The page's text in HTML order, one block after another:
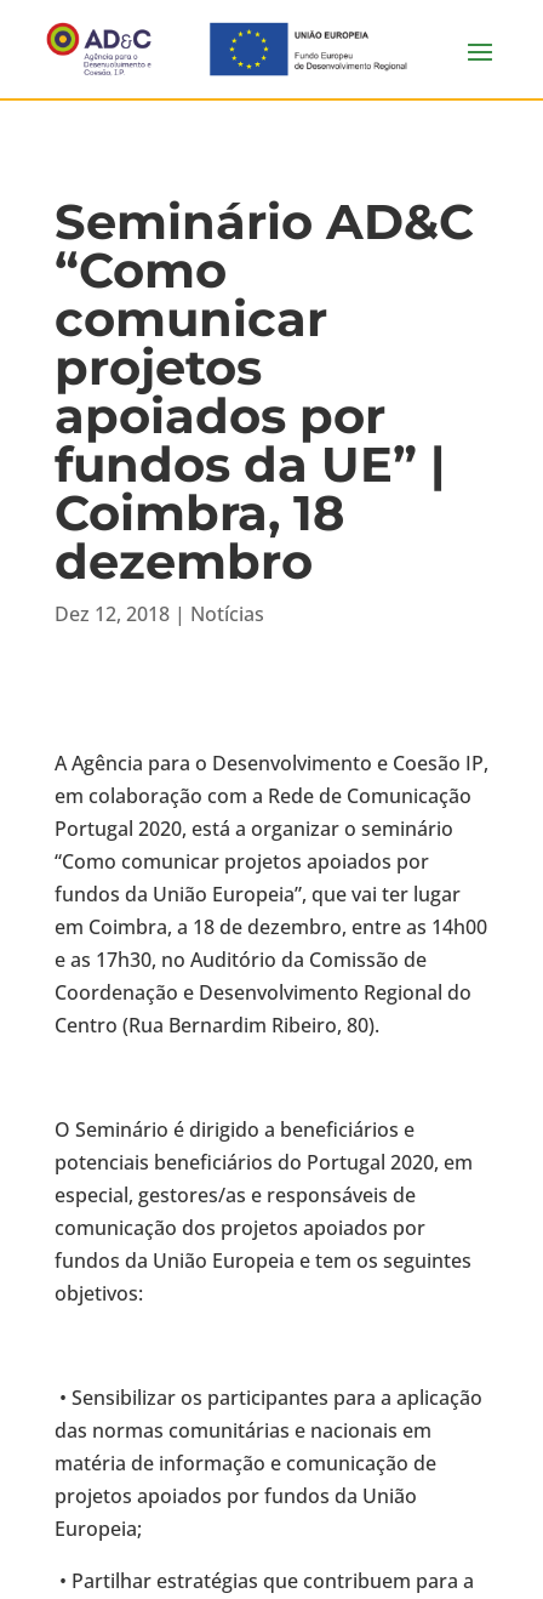
Seminário AD&C
“Como
comunicar
projetos
apoiados por
fundos da UE” |
Coimbra, 18
dezembro
Dez 12, 2018| Notícias
A Agência para o Desenvolvimento e Coesão IP,
em colaboração com a Rede de Comunicação
Portugal 2020, está a organizar o seminário
“Como comunicar projetos apoiados por
fundos da União Europeia”, que vai ter lugar
em Coimbra, a 18 de dezembro, entre as 14h00
e as 17h30, no Auditório da Comissão de
Coordenação e Desenvolvimento Regional do
Centro (Rua Bernardim Ribeiro, 80).
O Seminário é dirigido a beneficiários e
potenciais beneficiários do Portugal 2020, em
especial, gestores/as e responsáveis de
comunicação dos projetos apoiados por
fundos da União Europeia e tem os seguintes
objetivos:
• Sensibilizar os participantes para a aplicação
das normas comunitárias e nacionais em
matéria de informação e comunicação de
projetos apoiados por fundos da União
Europeia;
• Partilhar estratégias que contribuem para a